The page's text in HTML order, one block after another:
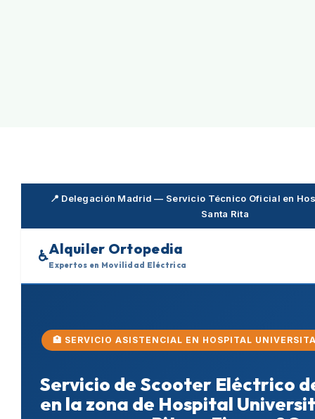
📍 Delegación Madrid — Servicio Técnico Oficial en
Santa Rita
♿Alquiler Ortopedia
Expertos en Movilidad Eléctrica
🏥 SERVICIO ASISTENCIAL EN HOSPITAL
Servicio de Scooter Eléctrico
en la zona de Hospital